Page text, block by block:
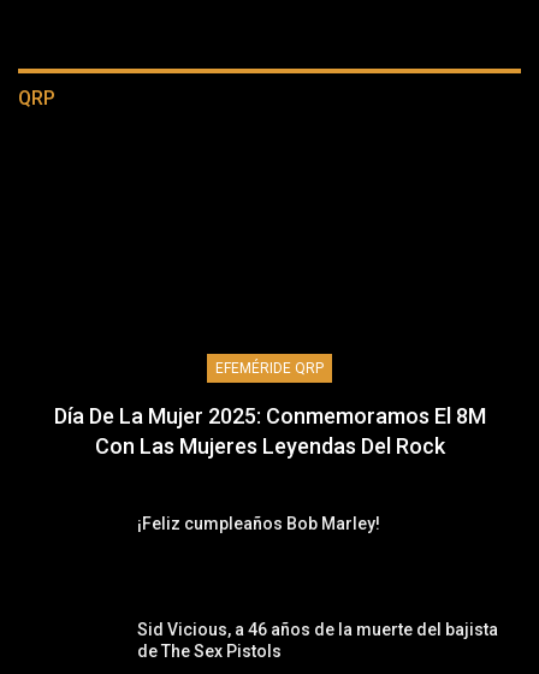
QRP
EFEMÉRIDE QRP
Día De La Mujer 2025: Conmemoramos El 8M
Con Las Mujeres Leyendas Del Rock
¡Feliz cumpleaños Bob Marley!
Sid Vicious, a 46 años de la muerte del bajista
de The Sex Pistols